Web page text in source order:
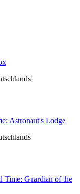
Astronaut's Lodge
Time: Guardian of the